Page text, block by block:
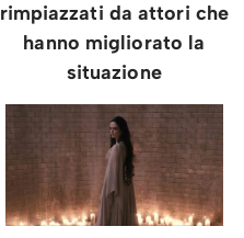
rimpiazzati da attori che
hanno migliorato la
situazione